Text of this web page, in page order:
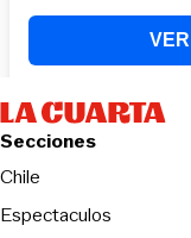
Secciones
Chile
Espectaculos